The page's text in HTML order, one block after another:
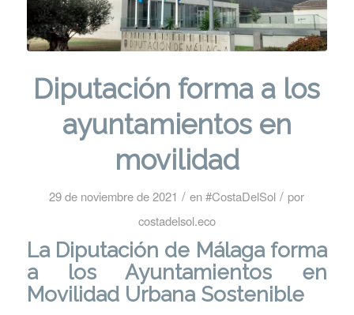
Diputación forma a los
ayuntamientos en
movilidad
29 de noviembre de 2021 / en#CostaDelSol / por
costadelsol.eco
La Diputación de Málaga forma
a los Ayuntamientos en
Movilidad Urbana Sostenible